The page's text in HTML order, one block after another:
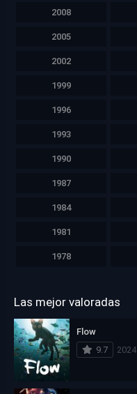
2008
2005
2002
1999
1996
1993
1990
1987
1984
1981
1978
Las mejor valoradas
Flow
9.7
2024